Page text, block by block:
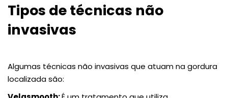
Tipos de técnicas não
invasivas
Algumas técnicas não invasivas que atuam na gordura
localizada são: